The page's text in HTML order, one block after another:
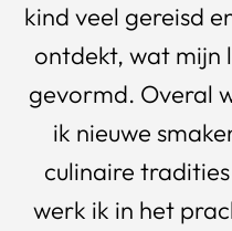
kind veel gereisd
ontdekt, wat mijn
gevormd. Overal
ik nieuwe
culinaire
werk ik in het